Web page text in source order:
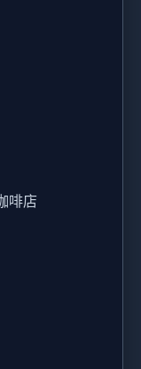
啡店